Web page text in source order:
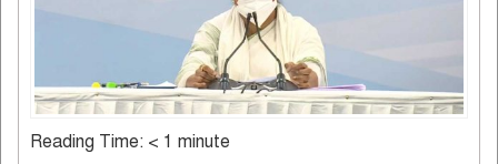
Reading Time: < 1 minute